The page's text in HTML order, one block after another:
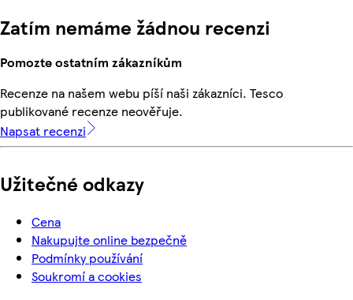
Zatím nemáme žádnou recenzi
Pomozte ostatním zákazníkům
Recenze na našem webu píší naši zákazníci. Tesco
publikované recenze neověřuje.
Napsat recenzi
Užitečné odkazy
Cena
Nakupujte online bezpečně
Podmínky používání
Soukromí a cookies